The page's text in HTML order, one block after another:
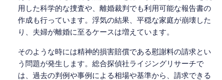
用した科学的な捜査や、離婚裁判でも利用可能な報告書の
作成も行っています。浮気の結果、平穏な家庭が崩壊した
り、夫婦が離婚に至るケースは増えています。
そのような時には精神的損害賠償である慰謝料の請求とい
う問題が発生します。総合探偵社ライジングリサーチで
は、過去の判例や事例による相場や基準から、請求できる